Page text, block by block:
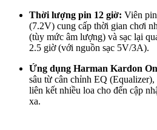
Thời lượng pin 12 giờ: Viên
(7.2V) cung cấp thời gian chơi
(tùy mức âm lượng) và sạc lại
2.5 giờ (với nguồn sạc 5V/3A).
Ứng dụng Harman Kardon
sâu từ cân chỉnh EQ
liên kết nhiều loa cho đến cập
xa.